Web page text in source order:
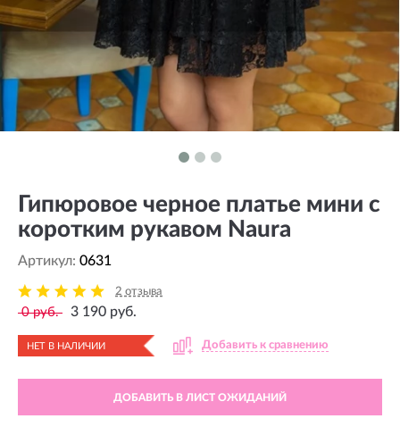
Гипюровое черное платье мини с
коротким рукавом Naura
Артикул: 0631
2 отзыва
0 руб. 3 190 руб.
НЕТ В НАЛИЧИИ Добавить к сравнению
ДОБАВИТЬ В ЛИСТ ОЖИДАНИЙ